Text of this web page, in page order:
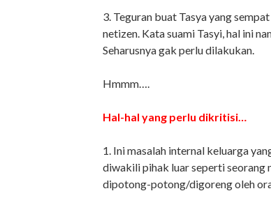
3. Teguran buat Tasya yang
netizen. Kata suami Tasyi, hal ini
Seharusnya gak perlu dilakukan.
Hmmm….
Hal-hal yang perlu dikritisi…
1. Ini masalah internal keluarga
diwakili pihak luar seperti seorang
dipotong-potong/digoreng oleh